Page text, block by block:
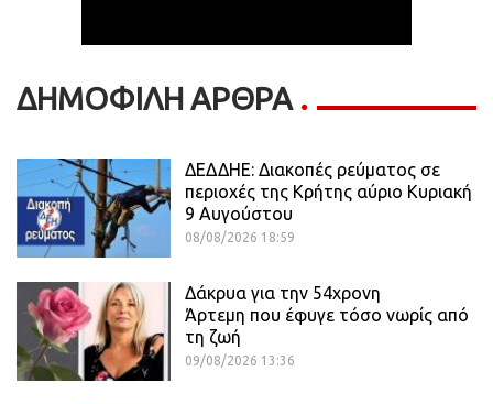
ΔΗΜΟΦΙΛΗ ΑΡΘΡΑ
ΔΕΔΔΗΕ: Διακοπές ρεύματος σε
περιοχές της Κρήτης αύριο Κυριακή
9 Αυγούστου
08/08/2026 18:59
Δάκρυα για την 54χρονη
Άρτεμη που έφυγε τόσο νωρίς από
τη ζωή
09/08/2026 13:36